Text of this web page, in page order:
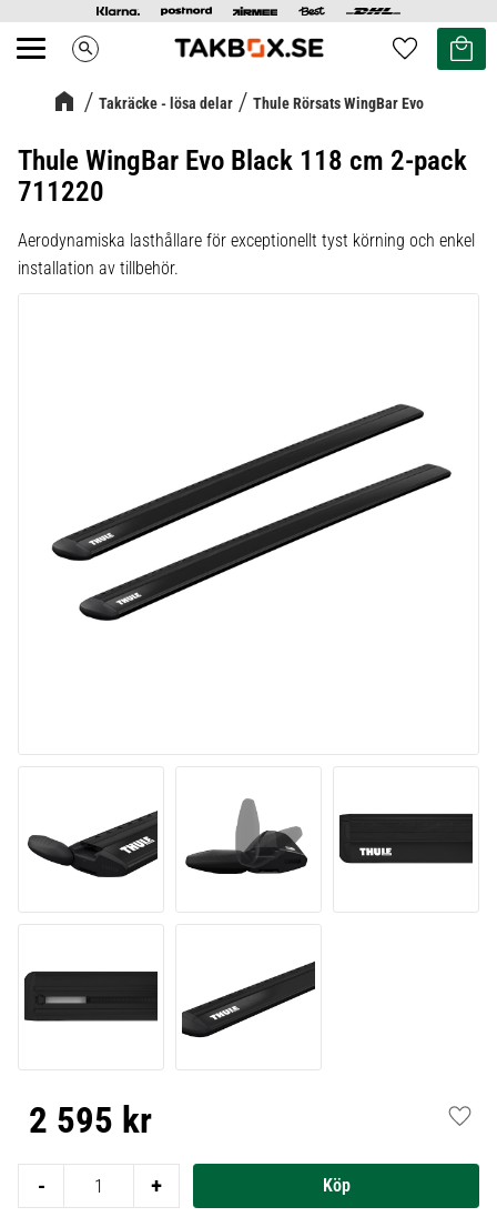
Meny search Favoriter
Kundvagn
Takräcke - lösa delar Thule Rörsats WingBar Evo
Thule WingBar Evo Black 118 cm 2-pack
711220
Aerodynamiska lasthållare för exceptionellt tyst körning och enkel
installation av tillbehör.
2 595 kr
+
-